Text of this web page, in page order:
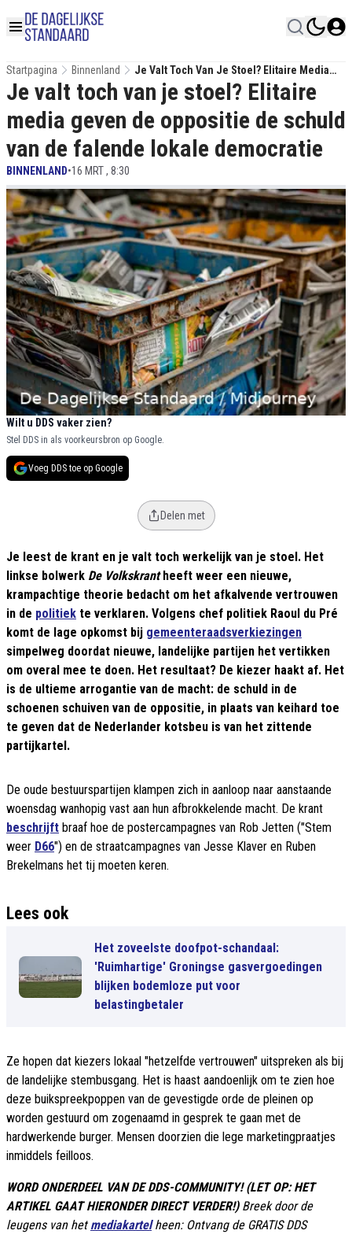
Startpagina Binnenland
Je Valt Toch Van Je Stoel? Elitaire Media
Geven De Oppositie De Schuld Van De
Falende Lokale Democratie
Je valt toch van je stoel? Elitaire
media geven de oppositie de schuld
van de falende lokale democratie
BINNENLAND•16 MRT , 8:30
Wilt u DDS vaker zien?
Stel DDS in als voorkeursbron op Google.
Voeg DDS toe op Google
Delen met
Je leest de krant en je valt toch werkelijk van je stoel. Het
linkse bolwerk De Volkskrantheeft weer een nieuwe,
krampachtige theorie bedacht om het afkalvende vertrouwen
in de politiek te verklaren. Volgens chef politiek Raoul du Pré
komt de lage opkomst bij gemeenteraadsverkiezingen
simpelweg doordat nieuwe, landelijke partijen het vertikken
om overal mee te doen. Het resultaat? De kiezer haakt af. Het
is de ultieme arrogantie van de macht: de schuld in de
schoenen schuiven van de oppositie, in plaats van keihard toe
te geven dat de Nederlander kotsbeu is van het zittende
partijkartel.
De oude bestuurspartijen klampen zich in aanloop naar aanstaande
woensdag wanhopig vast aan hun afbrokkelende macht. De krant
beschrijft braaf hoe de postercampagnes van Rob Jetten ("Stem
weer D66") en de straatcampagnes van Jesse Klaver en Ruben
Brekelmans het tij moeten keren.
Lees ook
Het zoveelste doofpot-schandaal:
'Ruimhartige' Groningse gasvergoedingen
blijken bodemloze put voor
belastingbetaler
Ze hopen dat kiezers lokaal "hetzelfde vertrouwen" uitspreken als bij
de landelijke stembusgang. Het is haast aandoenlijk om te zien hoe
deze buikspreekpoppen van de gevestigde orde de pleinen op
worden gestuurd om zogenaamd in gesprek te gaan met de
hardwerkende burger. Mensen doorzien die lege marketingpraatjes
inmiddels feilloos.
WORD ONDERDEEL VAN DE DDS-COMMUNITY! (LET OP: HET
ARTIKEL GAAT HIERONDER DIRECT VERDER!) Breek door de
leugens van het mediakartelheen: Ontvang de GRATIS DDS